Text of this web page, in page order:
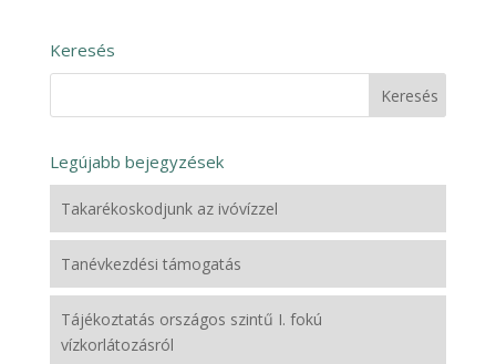
Keresés
Legújabb bejegyzések
Takarékoskodjunk az ivóvízzel
Tanévkezdési támogatás
Tájékoztatás országos szintű I. fokú
vízkorlátozásról